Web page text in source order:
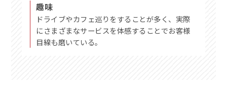
趣味
ドライブやカフェ巡りをすることが多く、実際
にさまざまなサービスを体感することでお客様
目線も磨いている。